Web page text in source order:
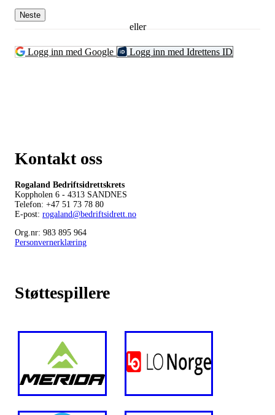
Neste
eller
Logg inn med Google Logg inn med Idrettens ID
Kontakt oss
Rogaland Bedriftsidrettskrets
Koppholen 6 - 4313 SANDNES
Telefon: +47 51 73 78 80
E-post: rogaland@bedriftsidrett.no
Org.nr: 983 895 964
Personvernerklæring
Støttespillere